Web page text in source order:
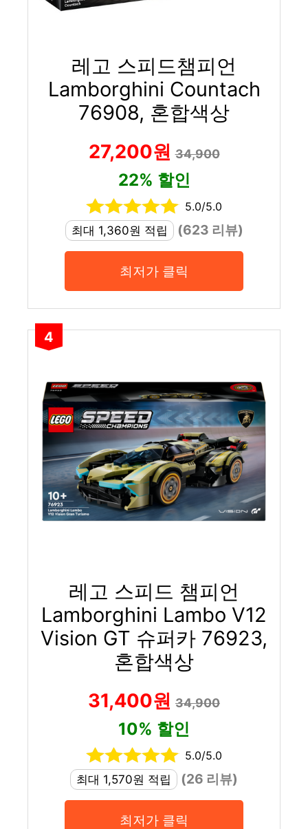
레고 스피드챔피언
Lamborghini Countach
76908, 혼합색상
27,200원34,900
22% 할인
5.0/5.0
최대 1,360원 적립
(623 리뷰)
최저가 클릭
4
레고 스피드 챔피언
Lamborghini Lambo V12
Vision GT 슈퍼카 76923,
혼합색상
31,400원 34,900
10% 할인
5.0/5.0
최대 1,570원 적립
(26 리뷰)
최저가 클릭